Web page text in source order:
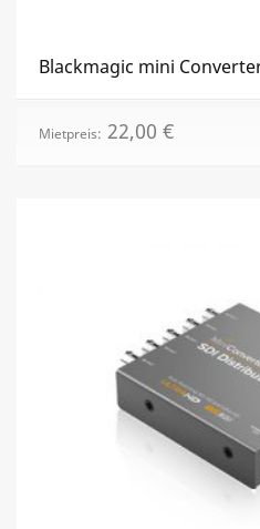
Blackmagic mini
Mietpreis: 22,00 €